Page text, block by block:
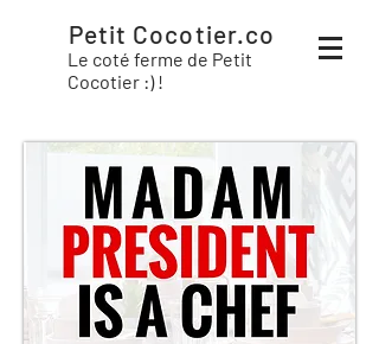
Petit Cocotier.co
Le coté ferme de Petit
Cocotier :) !